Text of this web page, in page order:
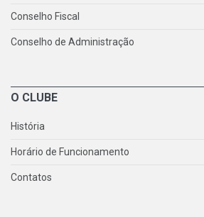
Conselho Fiscal
Conselho de Administração
O CLUBE
História
Horário de Funcionamento
Contatos